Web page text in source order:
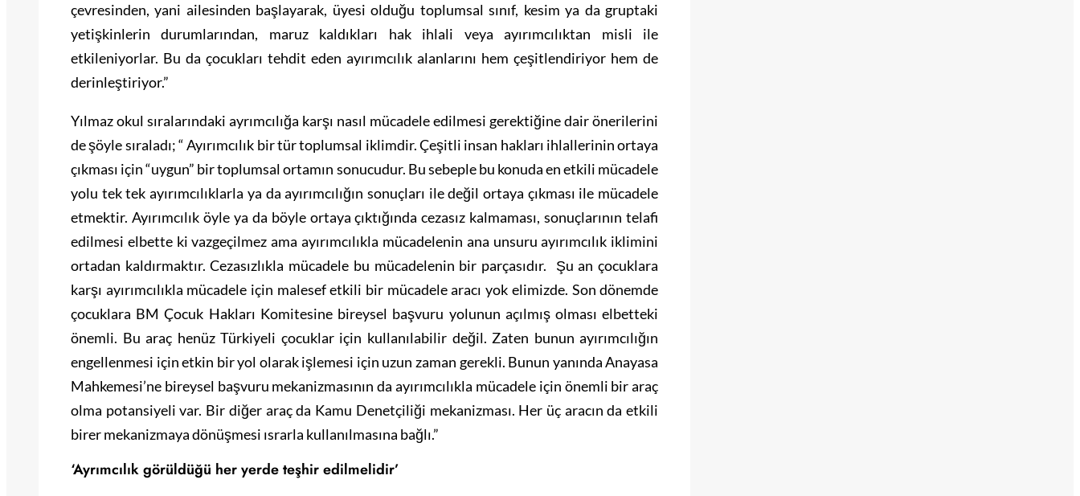
çevresinden, yani ailesinden başlayarak, üyesi olduğu toplumsal sınıf, kesim ya da gruptaki
yetişkinlerin durumlarından, maruz kaldıkları hak ihlali veya ayırımcılıktan misli ile
etkileniyorlar. Bu da çocukları tehdit eden ayırımcılık alanlarını hem çeşitlendiriyor hem de
derinleştiriyor.”
Yılmaz okul sıralarındaki ayrımcılığa karşı nasıl mücadele edilmesi gerektiğine dair önerilerini
de şöyle sıraladı; “ Ayırımcılık bir tür toplumsal iklimdir. Çeşitli insan hakları ihlallerinin ortaya
çıkması için “uygun” bir toplumsal ortamın sonucudur. Bu sebeple bu konuda en etkili mücadele
yolu tek tek ayırımcılıklarla ya da ayırımcılığın sonuçları ile değil ortaya çıkması ile mücadele
etmektir. Ayırımcılık öyle ya da böyle ortaya çıktığında cezasız kalmaması, sonuçlarının telafi
edilmesi elbette ki vazgeçilmez ama ayırımcılıkla mücadelenin ana unsuru ayırımcılık iklimini
ortadan kaldırmaktır. Cezasızlıkla mücadele bu mücadelenin bir parçasıdır. Şu an çocuklara
karşı ayırımcılıkla mücadele için malesef etkili bir mücadele aracı yok elimizde. Son dönemde
çocuklara BM Çocuk Hakları Komitesine bireysel başvuru yolunun açılmış olması elbetteki
önemli. Bu araç henüz Türkiyeli çocuklar için kullanılabilir değil. Zaten bunun ayırımcılığın
engellenmesi için etkin bir yol olarak işlemesi için uzun zaman gerekli. Bunun yanında Anayasa
Mahkemesi’ne bireysel başvuru mekanizmasının da ayırımcılıkla mücadele için önemli bir araç
olma potansiyeli var. Bir diğer araç da Kamu Denetçiliği mekanizması. Her üç aracın da etkili
birer mekanizmaya dönüşmesi ısrarla kullanılmasına bağlı.”
‘Ayrımcılık görüldüğü her yerde teşhir edilmelidir’